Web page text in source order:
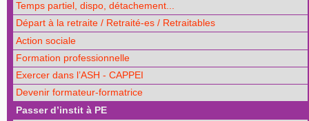
Temps partiel, dispo, détachement...
Départ à la retraite / Retraité-es / Retraitables
Action sociale
Formation professionnelle
Exercer dans l’ASH - CAPPEI
Devenir formateur-formatrice
Passer d’instit à PE